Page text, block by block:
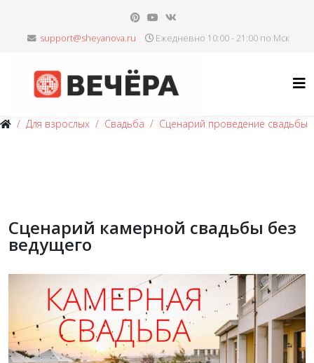
Ежедневно 10:00 - 21:00 по Мск
Для взрослых Свадьба Сценарий проведение свадьбы
Сценарий камерной свадьбы без
ведущего